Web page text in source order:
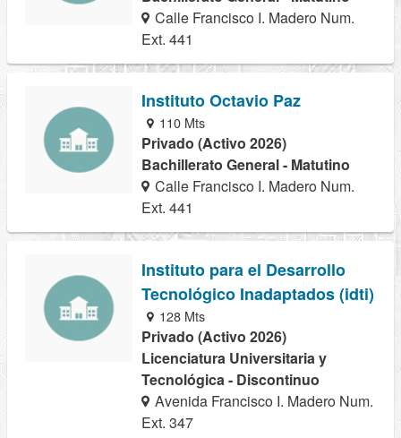
Calle Francisco I. Madero Num.
Ext. 441
Instituto Octavio Paz
110 Mts
Privado (Activo 2026)
Bachillerato General - Matutino
Calle Francisco I. Madero Num.
Ext. 441
Instituto para el Desarrollo
Tecnológico Inadaptados (idti)
128 Mts
Privado (Activo 2026)
Licenciatura Universitaria y
Tecnológica - Discontinuo
Avenida Francisco I. Madero Num.
Ext. 347